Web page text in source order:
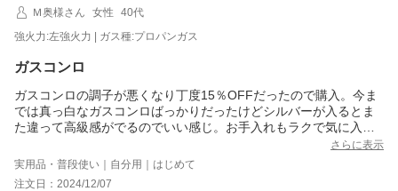
Ｍ奥様さん
女性
40代
強火力:左強火力 | ガス種:プロパンガス
ガスコンロ
ガスコンロの調子が悪くなり丁度15％OFFだったので購入。今ま
では真っ白なガスコンロばっかりだったけどシルバーが入るとま
た違って高級感がでるのでいい感じ。お手入れもラクで気に入っ
てます。ただ使ったその日に五徳の色が変わりその分の☆マイナ
ス1です。昨日に関してはココットのおかげで汚れが最小限まで減
らせるのでたいしたいー！
さらに表示
実用品・普段使い｜自分用｜はじめて
注文日：2024/12/07